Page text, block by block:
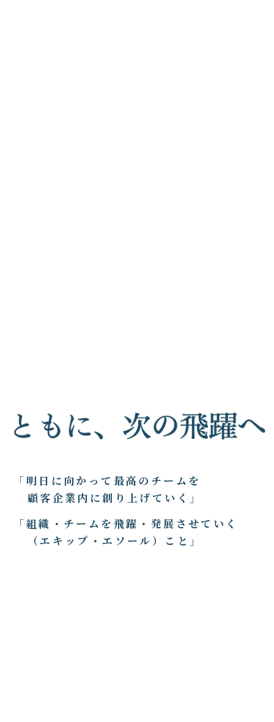
「明日に向かって最高のチームを
顧客企業内に創り上げていく」
「組織・チームを飛躍・発展させていく
（エキップ・エソール）こと」